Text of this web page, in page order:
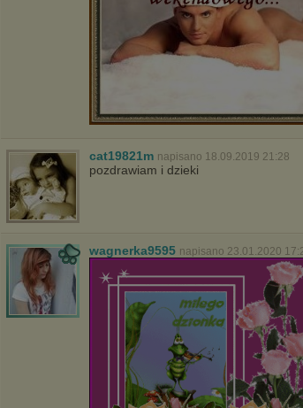
cat19821m napisano 18.09.2019 21:28
pozdrawiam i dzieki
wagnerka9595 napisano 23.01.2020